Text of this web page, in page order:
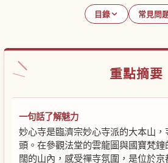
目錄 常見問
重點摘要
一句話了解魅力
妙心寺是臨濟宗妙心寺派的大本山
頭。在參觀法堂的雲龍圖與國寶梵
闊的山內，感受禪寺氛圍，是位於